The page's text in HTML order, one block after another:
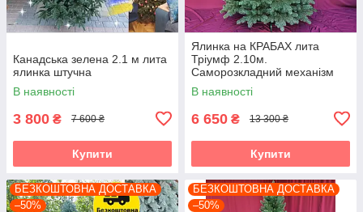
Канадська зелена 2.1 м лита
ялинка штучна
В наявності
3 800 ₴ 7 600 ₴
Купити
Ялинка на КРАБАХ лита
Тріумф 2.10м.
Саморозкладний механізм
Umbrella
В наявності
6 650 ₴ 13 300 ₴
Купити
БЕЗКОШТОВНА ДОСТАВКА
–50%
БЕЗКОШТОВНА ДОСТАВКА
–50%